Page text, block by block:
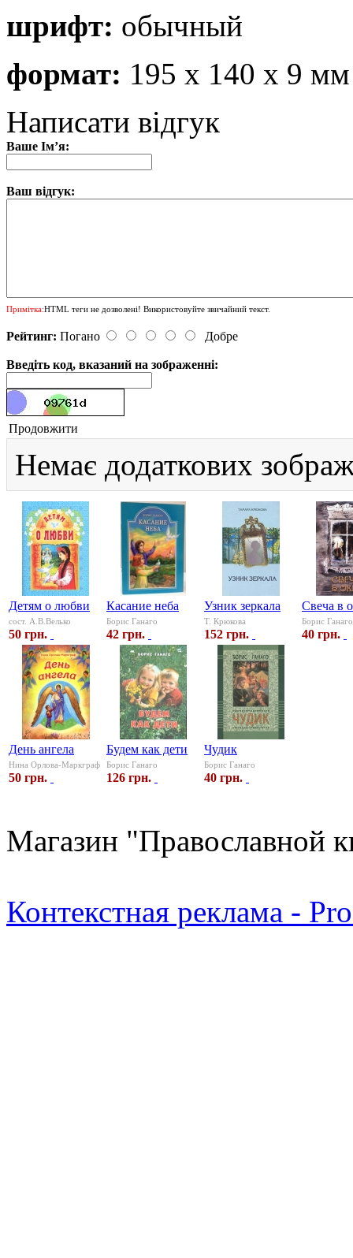
шрифт: обычный
формат: 195 х 140 х 9 мм
Написати відгук
Ваше Ім’я:
Ваш відгук:
Примітка:HTML теги не дозволені! Використовуйте звичайний текст.
Рейтинг: Погано Добре
Введіть код, вказаний на зображенні:
Продовжити
Немає додаткових
Детям о любви
сост. А.В.Велько
50 грн.
Касание неба
Борис Ганаго
42 грн.
Узник зеркала
Т. Крюкова
152 грн.
Свеча в
Борис Ганаго
40 грн.
День ангела
Нина Орлова-Маркграф
50 грн.
Будем как дети
Борис Ганаго
126 грн.
Чудик
Борис Ганаго
40 грн.
Магазин "Православной
Контекстная реклама -